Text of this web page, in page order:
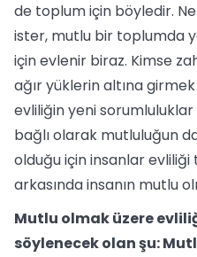
de toplum için böyledir.
ister, mutlu bir toplumda
için evlenir biraz. Kimse
ağır yüklerin altına
evliliğin yeni
bağlı olarak mutluluğun
olduğu için insanlar
arkasında insanın mutlu
Mutlu olmak üzere
söylenecek olan şu: